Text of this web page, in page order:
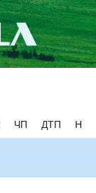
ЧП ДТП